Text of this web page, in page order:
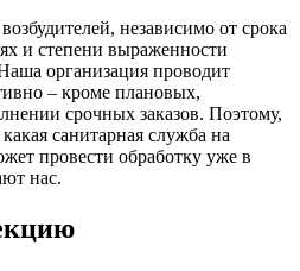
независимо от срока
и степени выраженности
организация проводит
– кроме плановых,
срочных заказов. Поэтому,
санитарная служба на
провести обработку уже в
нас.